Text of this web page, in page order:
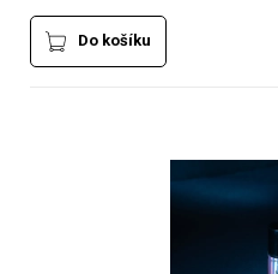
Do košíku